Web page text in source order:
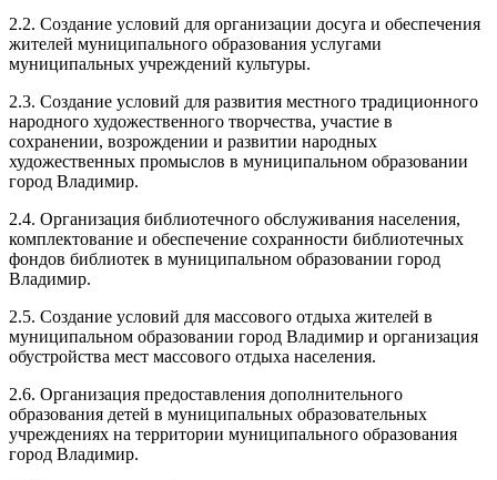
2.2. Создание условий для организации досуга и обеспечения
жителей муниципального образования услугами
муниципальных учреждений культуры.
2.3. Создание условий для развития местного традиционного
народного художественного творчества, участие в
сохранении, возрождении и развитии народных
художественных промыслов в муниципальном образовании
город Владимир.
2.4. Организация библиотечного обслуживания населения,
комплектование и обеспечение сохранности библиотечных
фондов библиотек в муниципальном образовании город
Владимир.
2.5. Создание условий для массового отдыха жителей в
муниципальном образовании город Владимир и организация
обустройства мест массового отдыха населения.
2.6. Организация предоставления дополнительного
образования детей в муниципальных образовательных
учреждениях на территории муниципального образования
город Владимир.